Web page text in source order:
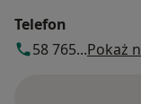
Telefon
58 765...Pokaż